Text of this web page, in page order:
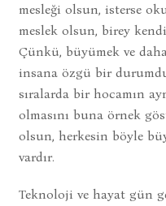
mesleği olsun, isterse
meslek olsun, birey
Çünkü, büyümek ve
insana özgü bir
sıralarda bir hocamın
olmasını buna örnek
olsun, herkesin böyle
vardır.
Teknoloji ve hayat gün